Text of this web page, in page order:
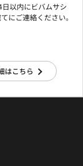
以内にビバムサシ
にご連絡ください。
はこちら